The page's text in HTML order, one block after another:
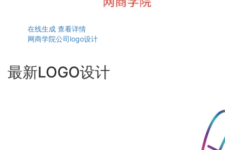
在线生成 查看详情
网商学院公司logo设计
最新LOGO设计